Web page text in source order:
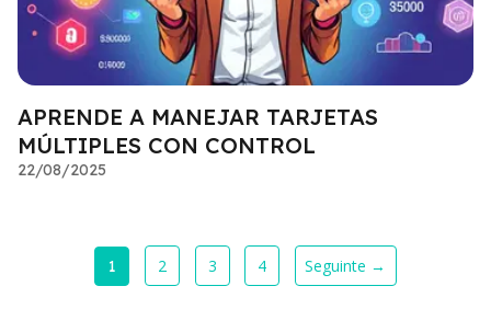
APRENDE A MANEJAR TARJETAS
MÚLTIPLES CON CONTROL
22/08/2025
1 2 3 4 Seguinte →